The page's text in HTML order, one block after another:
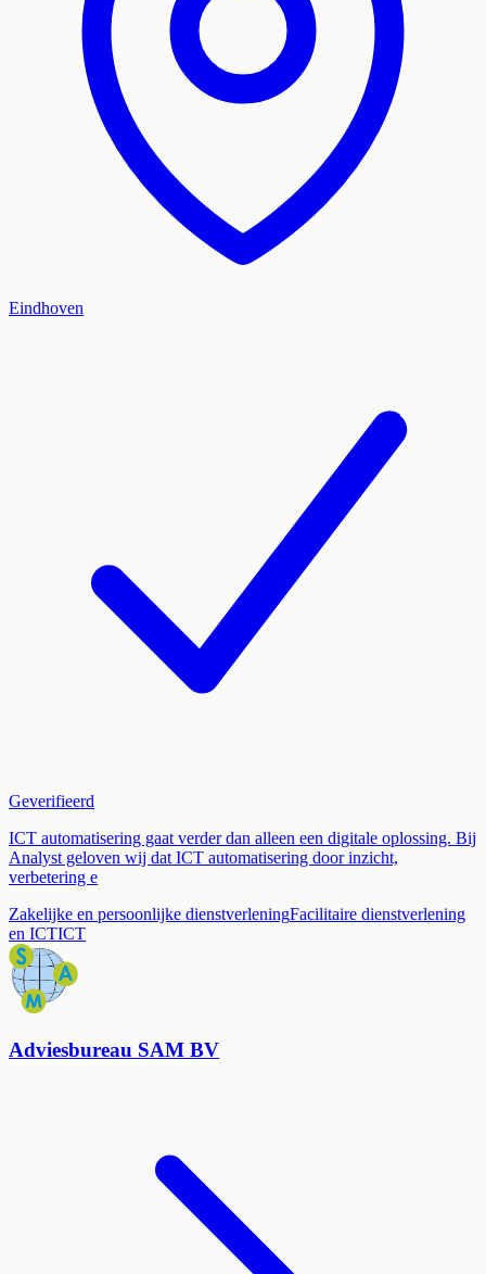
Eindhoven
Geverifieerd
ICT automatisering gaat verder dan alleen een digitale oplossing. Bij
Analyst geloven wij dat ICT automatisering door inzicht,
verbetering e
Zakelijke en persoonlijke dienstverleningFacilitaire dienstverlening
en ICTICT
Adviesbureau SAM BV